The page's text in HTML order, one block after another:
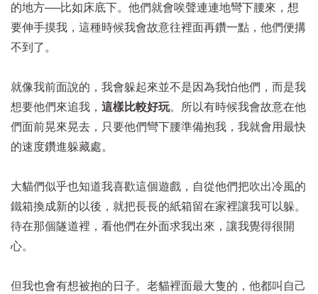
的地方──比如床底下。他們就會唉聲連連地彎下腰來，想
要伸手摸我，這種時候我會故意往裡面再鑽一點，他們便搆
不到了。
就像我前面說的，我會躲起來並不是因為我怕他們，而是我
想要他們來追我， 這樣比較好玩。所以有時候我會故意在他
們面前晃來晃去，只要他們彎下腰準備抱我，我就會用最快
的速度鑽進躲藏處。
大貓們似乎也知道我喜歡這個遊戲，自從他們把吹出冷風的
鐵箱換成新的以後，就把長長的紙箱留在家裡讓我可以躲。
待在那個隧道裡，看他們在外面求我出來，讓我覺得很開
心。
但我也會有想被抱的日子。老貓裡面最大隻的，他都叫自己